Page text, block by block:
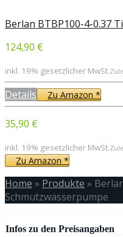
Berlan BTBP100-4-0.37
124,90 €
inkl. 19% gesetzlicher MwSt.
Details Zu Amazon *
35,90 €
inkl. 19% gesetzlicher MwSt.
Zu Amazon *
Home » Produkte »
Schmutzwasserpumpe
Infos zu den Preisangaben